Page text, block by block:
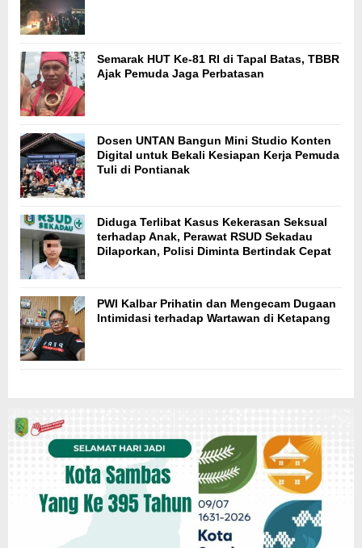
Semarak HUT Ke-81 RI di Tapal Batas, TBBR
Ajak Pemuda Jaga Perbatasan
Dosen UNTAN Bangun Mini Studio Konten
Digital untuk Bekali Kesiapan Kerja Pemuda
Tuli di Pontianak
Diduga Terlibat Kasus Kekerasan Seksual
terhadap Anak, Perawat RSUD Sekadau
Dilaporkan, Polisi Diminta Bertindak Cepat
PWI Kalbar Prihatin dan Mengecam Dugaan
Intimidasi terhadap Wartawan di Ketapang